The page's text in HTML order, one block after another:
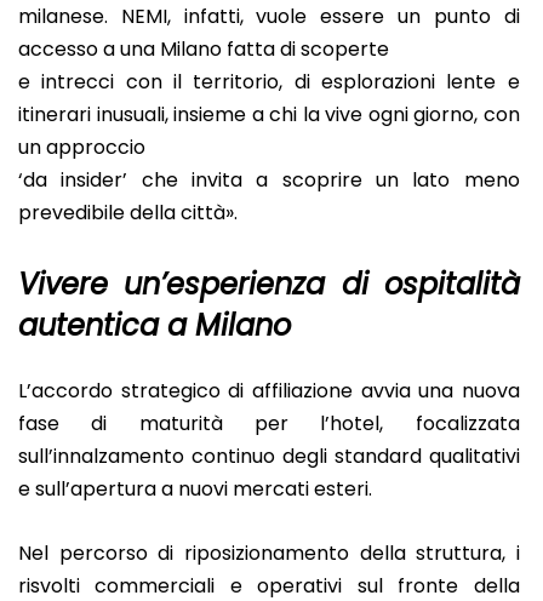
milanese. NEMI, infatti, vuole essere un punto di
accesso a una Milano fatta di scoperte
e intrecci con il territorio, di esplorazioni lente e
itinerari inusuali, insieme a chi la vive ogni giorno, con
un approccio
‘da insider’ che invita a scoprire un lato meno
prevedibile della città».
Vivere un’esperienza di ospitalità
autentica a Milano
L’accordo strategico di affiliazione avvia una nuova
fase di maturità per l’hotel, focalizzata
sull’innalzamento continuo degli standard qualitativi
e sull’apertura a nuovi mercati esteri.
Nel percorso di riposizionamento della struttura, i
risvolti commerciali e operativi sul fronte della